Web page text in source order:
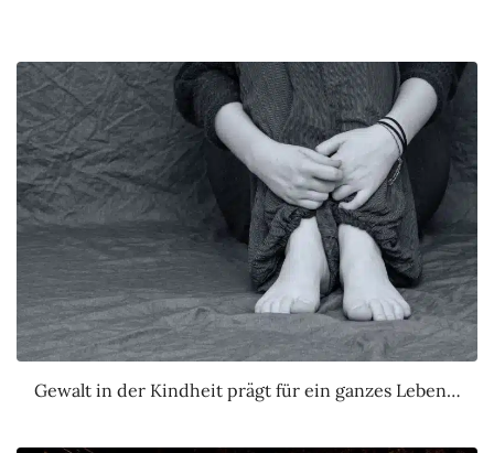
Gewalt in der Kindheit prägt für ein ganzes Leben…